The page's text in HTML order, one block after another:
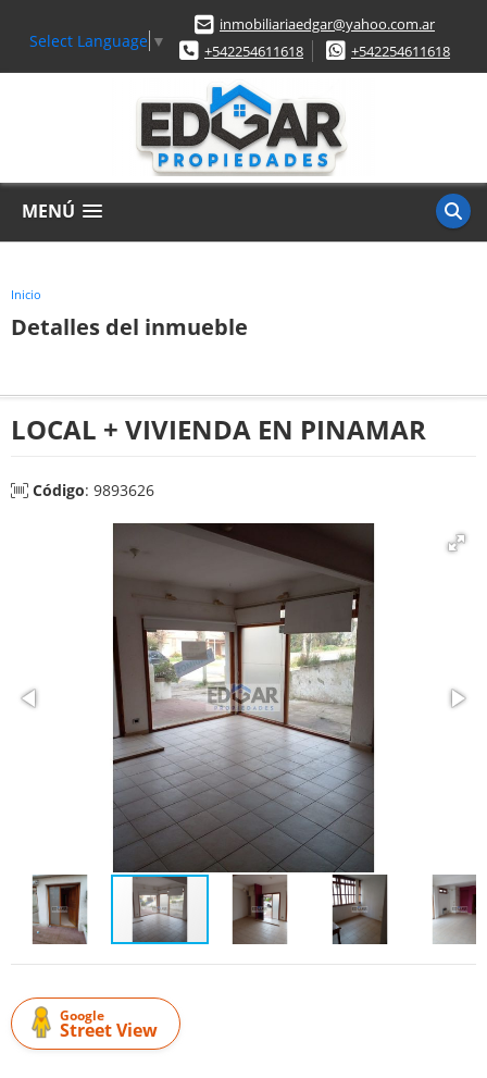
Select Language ▼
inmobiliariaedgar@yahoo.com.ar
+542254611618
+542254611618
MENÚ
Inicio
Detalles del inmueble
LOCAL + VIVIENDA EN PINAMAR
Código: 9893626
Google
Street View